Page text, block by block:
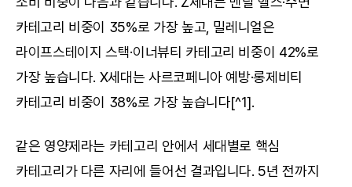
카테고리 비중이 35%로 가장 높고, 밀레니얼은
라이프스테이지 스택·이너뷰티 카테고리 비중이 42%로
가장 높습니다. X세대는 사르코페니아 예방·롱제비티
카테고리 비중이 38%로 가장 높습니다[^1].
같은 영양제라는 카테고리 안에서 세대별로 핵심
카테고리가 다른 자리에 들어선 결과입니다. 5년 전까지